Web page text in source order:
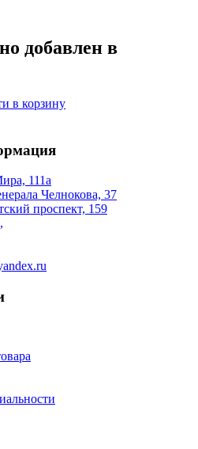
добавлен в
в корзину
111а
Челнокова, 37
проспект, 159